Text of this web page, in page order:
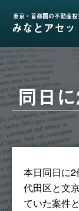
東京・首都圏の不動産投
みなとアセ
同日
本日同日に
代田区と文
ていた案件